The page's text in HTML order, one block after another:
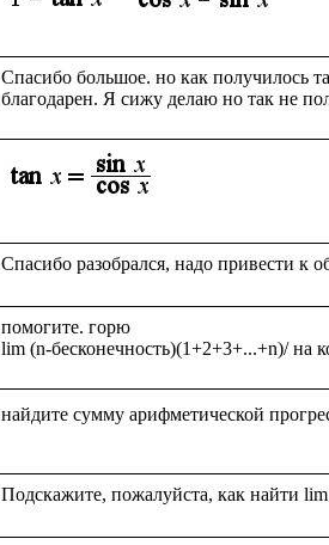
Спасибо большое. но как получилось
помогите. горю
найдите сумму арифметической